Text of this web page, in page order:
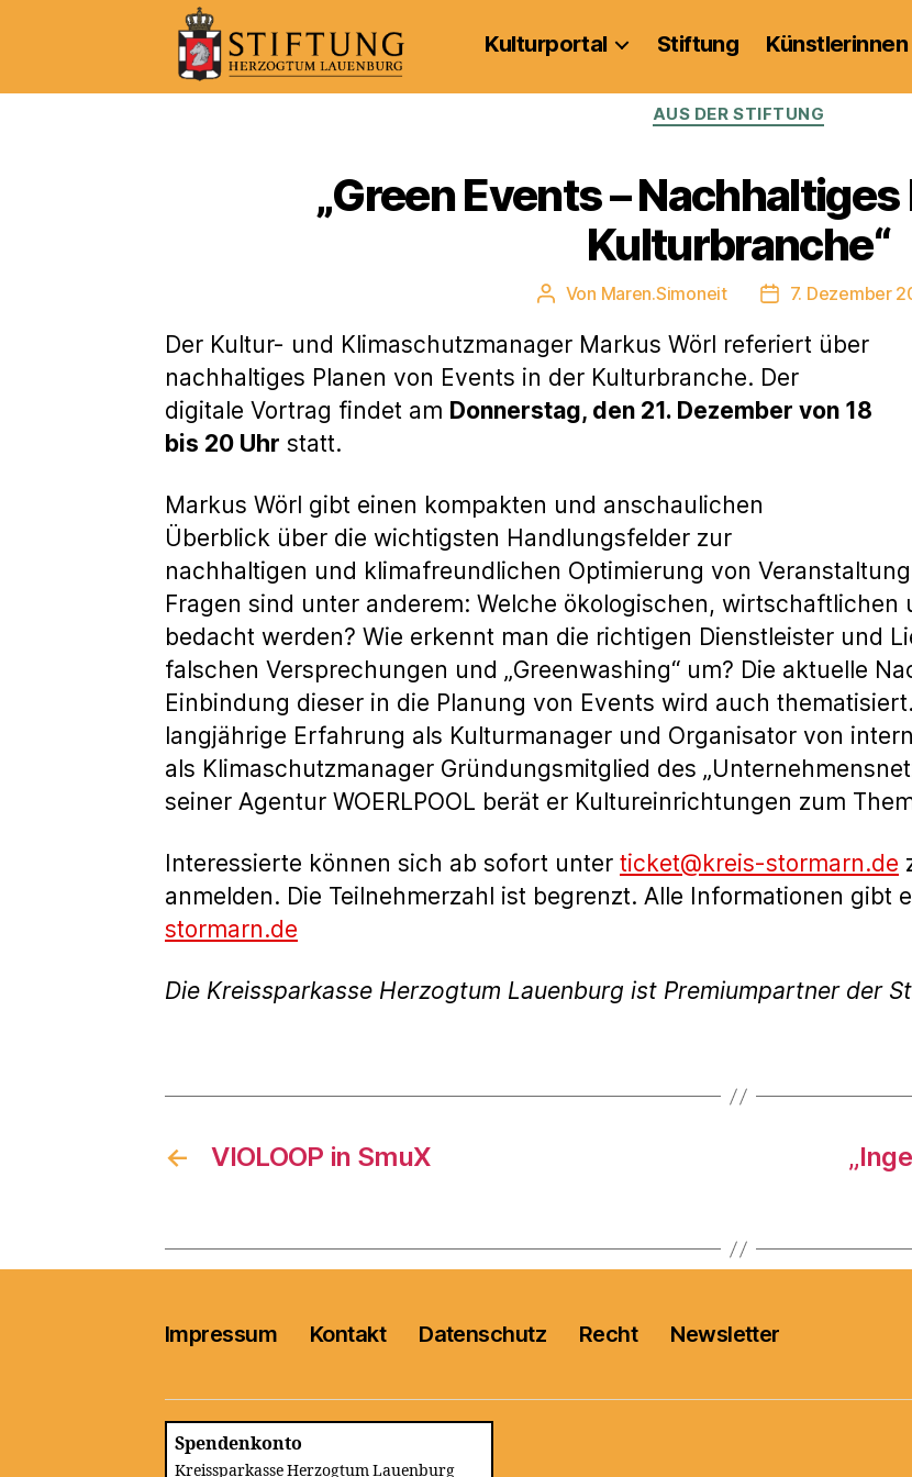
Kulturportal
Kulturportal Stiftung
Kategorien
AUS DER STIFTUNG
„Green Events –
Kulturbranche“
Beitragsautor
Von Maren.Simoneit 7. Dezember
Der Kultur- und Klimaschutzmanager Markus Wörl referiert über
nachhaltiges Planen von Events in der Kulturbranche. Der
digitale Vortrag findet am Donnerstag, den 21. Dezember von 18
bis 20 Uhr statt.
Markus Wörl gibt einen kompakten und anschaulichen
Überblick über die wichtigsten Handlungsfelder zur
nachhaltigen und klimafreundlichen Optimierung von
Fragen sind unter anderem: Welche ökologischen, wirtschaftlichen
bedacht werden? Wie erkennt man die richtigen Dienstleister und
falschen Versprechungen und „Greenwashing“ um? Die aktuelle
Einbindung dieser in die Planung von Events wird auch
langjährige Erfahrung als Kulturmanager und Organisator von
als Klimaschutzmanager Gründungsmitglied des
seiner Agentur WOERLPOOL berät er Kultureinrichtungen zum
Interessierte können sich ab sofort unter ticket@kreis-stormarn.de
anmelden. Die Teilnehmerzahl ist begrenzt. Alle Informationen gibt
stormarn.de
Die Kreissparkasse Herzogtum Lauenburg ist Premiumpartner der
← VIOLOOP in SmuX
Impressum Kontakt Datenschutz Recht Newsletter
Spendenkonto
Kreissparkasse Herzogtum Lauenburg